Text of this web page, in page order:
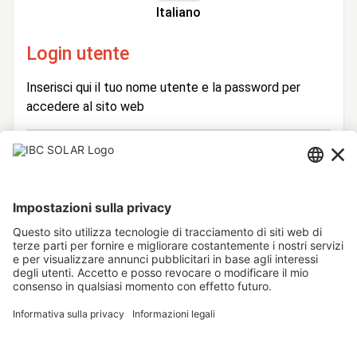
Italiano
Login utente
Inserisci qui il tuo nome utente e la password per
accedere al sito web
Login
Utente
Password
Rimani connesso
Hai dimenticato la password?